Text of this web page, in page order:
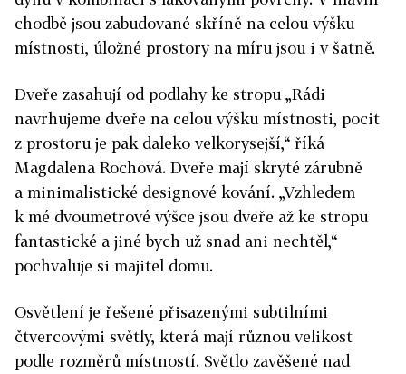
chodbě jsou zabudované skříně na celou výšku
místnosti, úložné prostory na míru jsou i v šatně.
Dveře zasahují od podlahy ke stropu „Rádi
navrhujeme dveře na celou výšku místnosti, pocit
z prostoru je pak daleko velkorysejší,“ říká
Magdalena Rochová. Dveře mají skryté zárubně
a minimalistické designové kování. „Vzhledem
k mé dvoumetrové výšce jsou dveře až ke stropu
fantastické a jiné bych už snad ani nechtěl,“
pochvaluje si majitel domu.
Osvětlení je řešené přisazenými subtilními
čtvercovými světly, která mají různou velikost
podle rozměrů místností. Světlo zavěšené nad